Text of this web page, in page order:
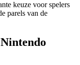
keuze voor spelers
parels van de